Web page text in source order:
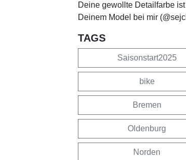
Deine gewollte Detailfarbe
Deinem Model bei mir
TAGS
Saisonstart2025
bike
Bremen
Oldenburg
Norden